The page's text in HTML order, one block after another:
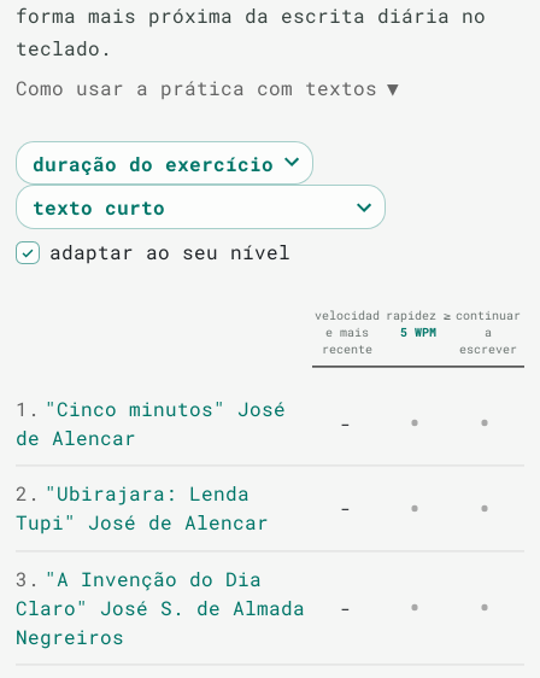
forma mais próxima da escrita diária no
teclado.
Como usar a prática com textos ▼
adaptar ao seu nível
velocidad
e mais
recente
rapidez ≥
5 WPM
continuar
a
escrever
1. "Cinco minutos" José
de Alencar
-
2. "Ubirajara: Lenda
Tupi" José de Alencar
-
3. "A Invenção do Dia
Claro" José S. de Almada
Negreiros
-